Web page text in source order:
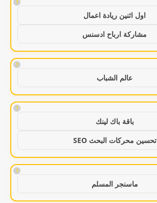
!
اول اثنين ريادة اعمال
مشاركة ارباح ادسنس
!
عالم الشباب
!
باقة باك لينك
تحسين محركات البحث SEO
!
ماسنجر المسلم